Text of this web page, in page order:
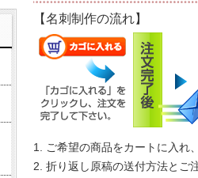
【名刺制作の流れ】
ご希望の商品をカートに入れ
折り返し原稿の送付方法とご